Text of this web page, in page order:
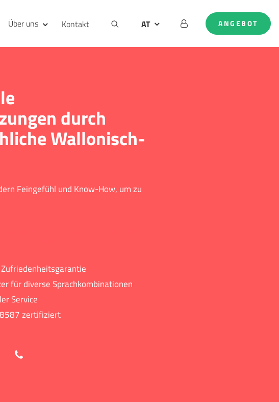
Über uns Kontakt
AT
ANGEBOT
durch
Wallonisch-
Feingefühl und Know-How, um zu
für diverse Sprachkombinationen
Service
zertifiziert